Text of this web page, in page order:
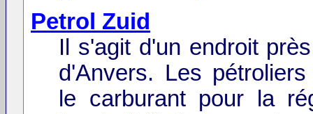
Petrol Zuid
Il s'agit d'un endroit
d'Anvers. Les
le carburant pour la